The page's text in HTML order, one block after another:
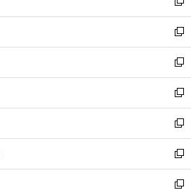
ウ
で
開
く
ィ
ン
ド
ウ
で
開
く
い
ウ
ィ
ン
ド
ウ
で
開
く
新
し
い
ウ
ィ
ン
ド
ウ
で
開
く
新
し
い
ウ
ィ
ン
ド
ウ
で
開
く
新
し
い
ウ
ィ
ン
ド
ウ
で
新
し
い
ウ
ィ
ン
ド
新
し
い
ウ
ィ
新
し
い
新